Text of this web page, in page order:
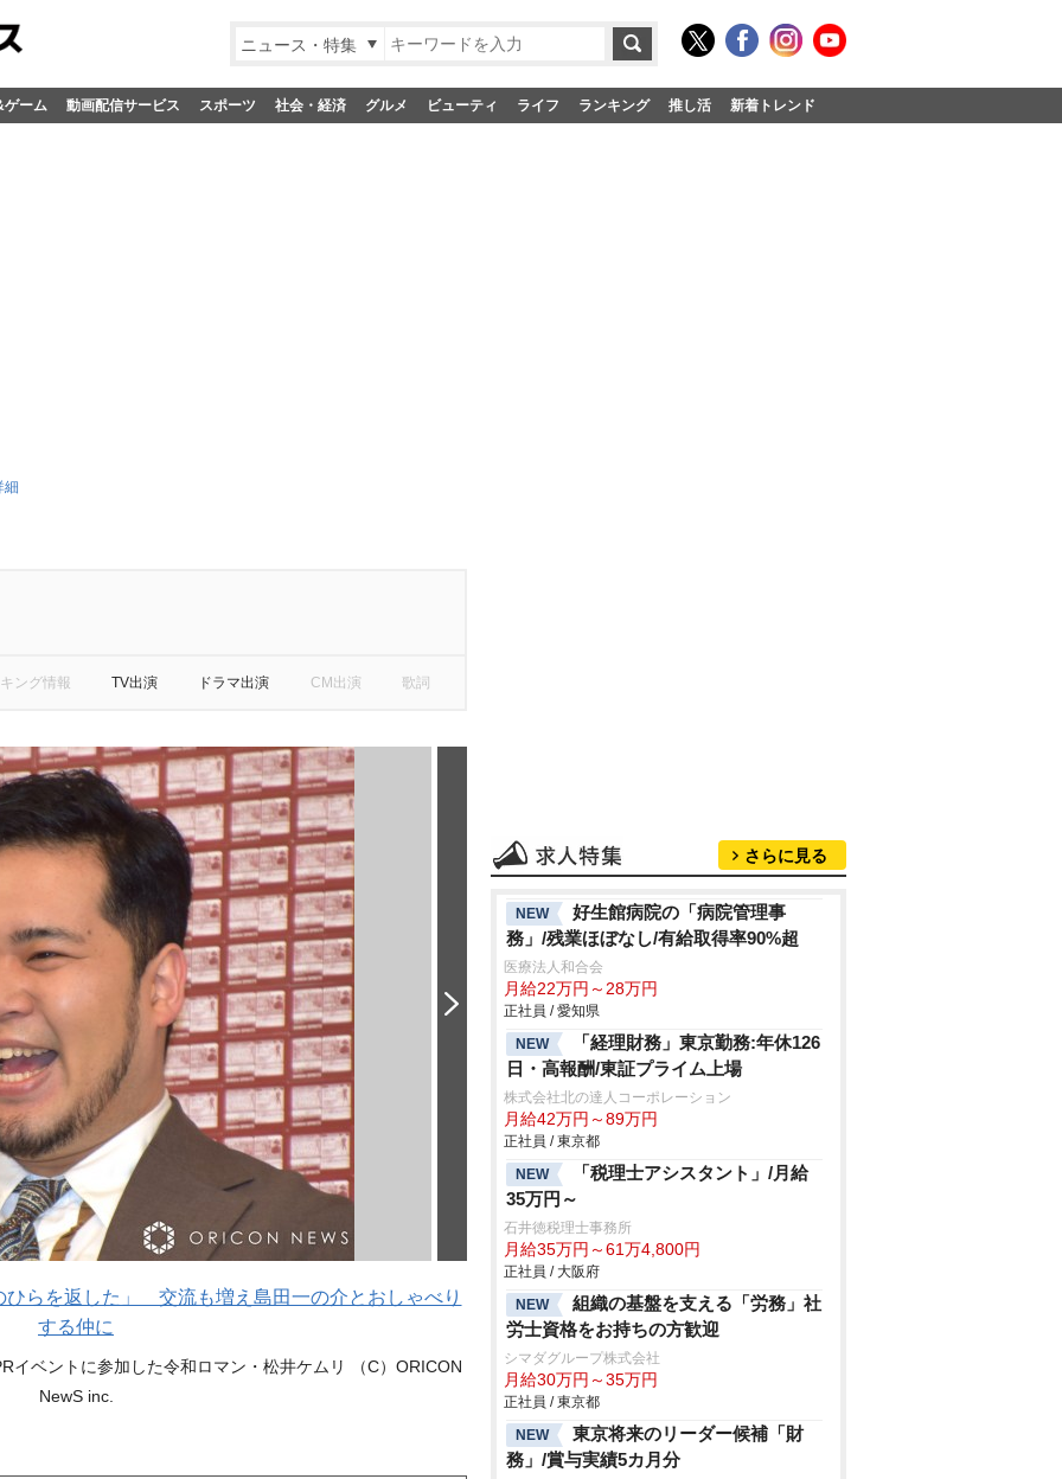
ニュース・特集
ゲーム 動画配信サービス スポーツ 社会・経済 グルメ ビューティ ライフ ランキング 推し活 新着トレンド
細
ング情報 TV出演 ドラマ出演 CM出演 歌詞
ひらを返した」 交流も増え島田一の介とおしゃべり
する仲に
イベントに参加した令和ロマン・松井ケムリ （C）ORICON
NewS inc.
さらに見る
NEW
好生館病院の「病院管理事
務」/残業ほぼなし/有給取得率90%超
医療法人和合会
月給22万円～28万円
正社員 / 愛知県
NEW
「経理財務」東京勤務:年休126
日・高報酬/東証プライム上場
株式会社北の達人コーポレーション
月給42万円～89万円
正社員 / 東京都
NEW
「税理士アシスタント」/月給
35万円～
石井徳税理士事務所
月給35万円～61万4,800円
正社員 / 大阪府
NEW
組織の基盤を支える「労務」社
労士資格をお持ちの方歓迎
シマダグループ株式会社
月給30万円～35万円
正社員 / 東京都
NEW
東京将来のリーダー候補「財
務」/賞与実績5カ月分